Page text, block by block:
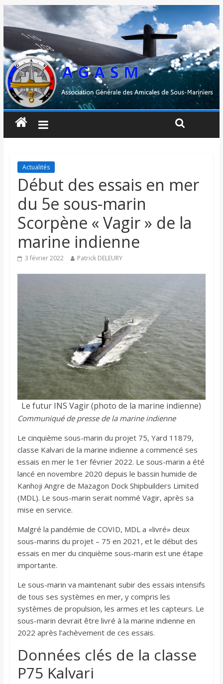
Actualités
Début des essais en mer
du 5e sous-marin
Scorpène « Vagir » de la
marine indienne
3 février 2022 Patrick DELEURY
Le futur INS Vagir (photo de la marine indienne)
Communiqué de presse de la marine indienne
Le cinquième sous-marin du projet 75, Yard 11879,
classe Kalvari de la marine indienne a commencé ses
essais en mer le 1er février 2022. Le sous-marin a été
lancé en novembre 2020 depuis le bassin humide de
Kanhoji Angre de Mazagon Dock Shipbuilders Limited
(MDL). Le sous-marin serait nommé Vagir, après sa
mise en service.
Malgré la pandémie de COVID, MDL a «livré» deux
sous-marins du projet – 75 en 2021, et le début des
essais en mer du cinquième sous-marin est une étape
importante.
Le sous-marin va maintenant subir des essais intensifs
de tous ses systèmes en mer, y compris les
systèmes de propulsion, les armes et les capteurs. Le
sous-marin devrait être livré à la marine indienne en
2022 après l’achèvement de ces essais.
Données clés de la classe
P75 Kalvari